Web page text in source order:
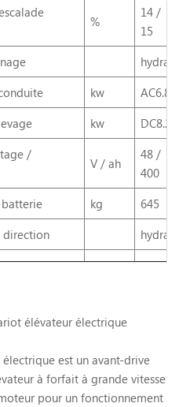
%
14 /
15
kw
AC6.8
kw
DC8.2
/
V / ah
48 /
400
kg
645
direction
élévateur électrique
est un avant-drive
à forfait à grande vitesse
pour un fonctionnement